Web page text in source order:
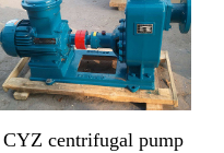
CYZ centrifugal pump